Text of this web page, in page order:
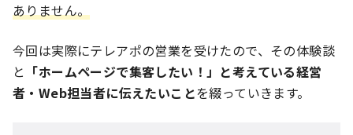
ありません。
今回は実際にテレアポの営業を受けたので、その体験談
と 「ホームページで集客したい！」と考えている経営
者・Web担当者に伝えたいことを綴っていきます。